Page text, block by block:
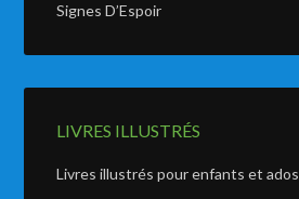
Signes D’Espoir
LIVRES ILLUSTRÉS
Livres illustrés pour enfants et ados